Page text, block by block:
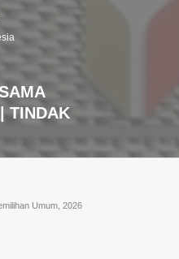
TINDAK
Umum, 2026